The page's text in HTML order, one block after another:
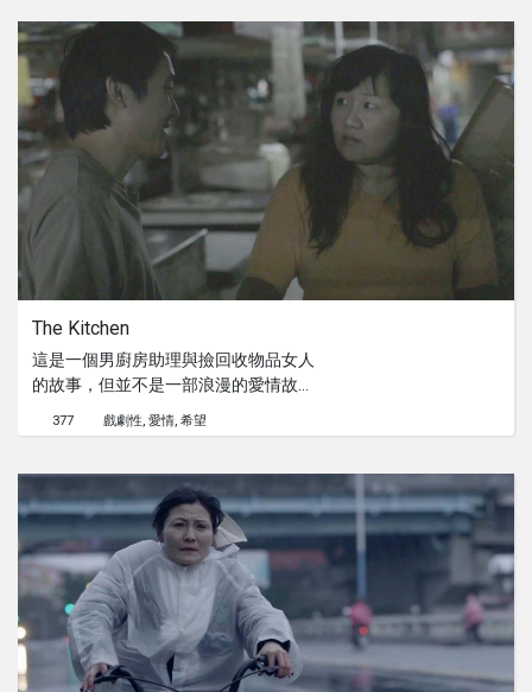
The Kitchen
這是一個男廚房助理與撿回收物品女人
的故事，但並不是一部浪漫的愛情故
377 戲劇性 愛情 希望